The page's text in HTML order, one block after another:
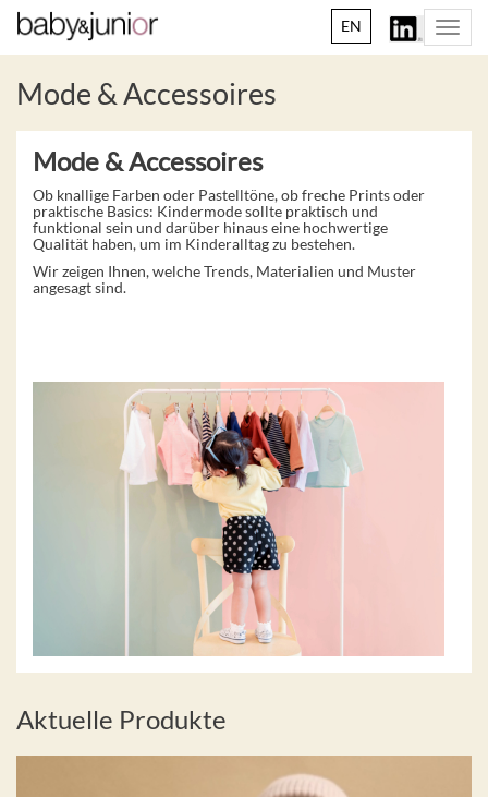
EN
Mode & Accessoires
Mode & Accessoires
Ob knallige Farben oder Pastelltöne, ob freche Prints oder
praktische Basics: Kindermode sollte praktisch und
funktional sein und darüber hinaus eine hochwertige
Qualität haben, um im Kinderalltag zu bestehen.
Wir zeigen Ihnen, welche Trends, Materialien und Muster
angesagt sind.
Aktuelle Produkte